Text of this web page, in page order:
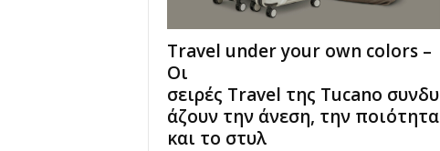
Travel under your own colors –
Οι
σειρές Travel της Tucano συνδυ
άζουν την άνεση, την ποιότητα
και το στυλ